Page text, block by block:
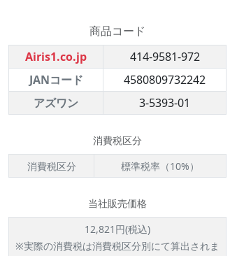
商品コード
Airis1.co.jp
414-9581-972
JANコード
4580809732242
アズワン
3-5393-01
消費税区分
消費税区分
標準税率（10%）
当社販売価格
12,821円(税込)
※実際の消費税は消費税区分別にて算出されま